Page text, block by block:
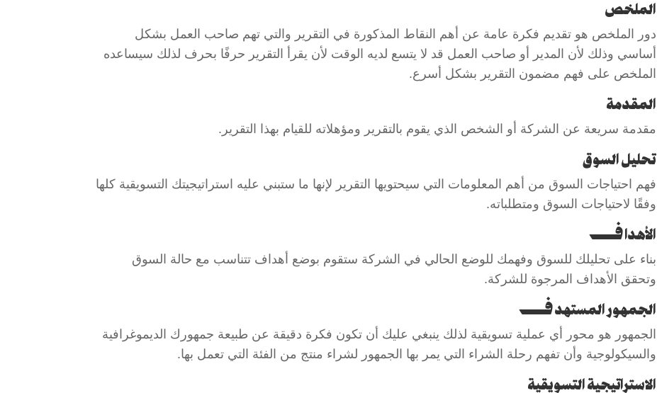
الملخص
دور الملخص هو تقديم فكرة عامة عن أهم النقاط المذكورة في التقرير والتي تهم صاحب العمل بشكل
أساسي وذلك لأن المدير أو صاحب العمل قد لا يتسع لديه الوقت لأن يقرأ التقرير حرفًا بحرف لذلك سيساعده
الملخص على فهم مضمون التقرير بشكل أسرع.
المقدمة
مقدمة سريعة عن الشركة أو الشخص الذي يقوم بالتقرير ومؤهلاته للقيام بهذا التقرير.
تحليل السوق
فهم احتياجات السوق من أهم المعلومات التي سيحتويها التقرير لإنها ما ستبني عليه استراتيجيتك التسويقية كلها
وفقًا لاحتياجات السوق ومتطلباته.
الأهداف
بناء على تحليلك للسوق وفهمك للوضع الحالي في الشركة ستقوم بوضع أهداف تتناسب مع حالة السوق
وتحقق الأهداف المرجوة للشركة.
الجمهور المستهدف
الجمهور هو محور أي عملية تسويقية لذلك ينبغي عليك أن تكون فكرة دقيقة عن طبيعة جمهورك الديموغرافية
والسيكولوجية وأن تفهم رحلة الشراء التي يمر بها الجمهور لشراء منتج من الفئة التي تعمل بها.
الاستراتيجية التسويقية